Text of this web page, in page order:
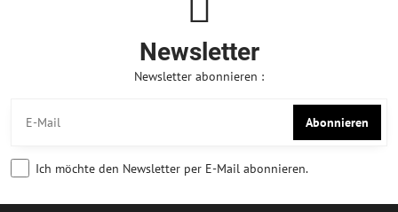
Newsletter
Newsletter abonnieren :
Abonnieren
Ich möchte den Newsletter per E-Mail abonnieren.